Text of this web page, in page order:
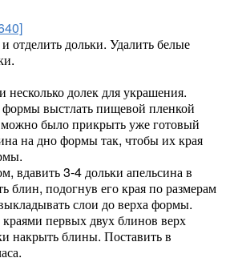
отделить дольки. Удалить белые
долек для украшения.
выстлать пищевой пленкой
можно было прикрыть уже готовый
на дно формы так, чтобы их края
вдавить 3-4 дольки апельсина в
блин, подогнув его края по размерам
слои до верха формы.
первых двух блинов верх
накрыть блины. Поставить в